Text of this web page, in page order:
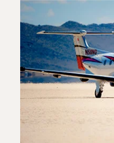
Aeropuerto de
Foto de la aeronave
Velocidad (km/h)
Autonomía (NM)